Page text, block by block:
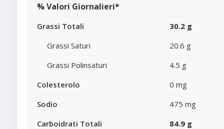
% Valori Giornalieri*
Grassi Totali
30.2 g
Grassi Saturi
20.6 g
Grassi Polinsaturi
4.5 g
Colesterolo
0 mg
Sodio
475 mg
Carboidrati Totali
84.9 g